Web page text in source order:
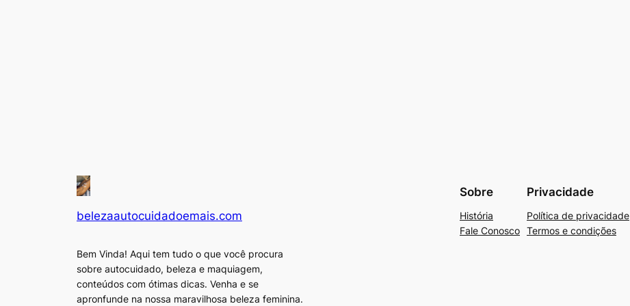
belezaautocuidadoemais.com
Bem Vinda! Aqui tem tudo o que você procura
sobre autocuidado, beleza e maquiagem,
conteúdos com ótimas dicas. Venha e se
apronfunde na nossa maravilhosa beleza feminina.
Sobre
História
Fale Conosco
Privacidade
Política de privacidade
Termos e condições